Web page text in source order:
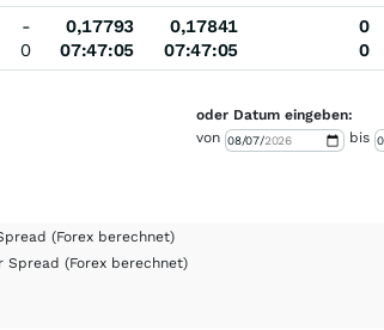
-
0
0,17793
07:47:05
0,17841
07:47:05
0
0
oder Datum eingeben:
von
bis
(Forex berechnet)
Spread(Forex berechnet)